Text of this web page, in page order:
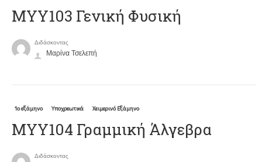
ΜΥΥ103 Γενική Φυσική
Διδάσκοντας
Μαρίνα Τσελεπή
1ο εξάμηνο Υποχρεωτικά Χειμερινό Εξάμηνο
ΜΥΥ104 Γραμμική Άλγεβρα
Διδάσκοντας